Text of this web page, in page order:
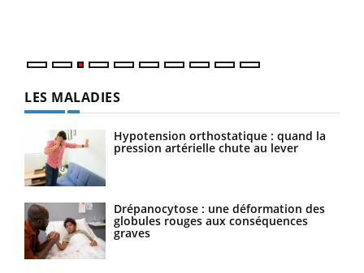
LES MALADIES
Hypotension orthostatique : quand la
pression artérielle chute au lever
Drépanocytose : une déformation des
globules rouges aux conséquences
graves